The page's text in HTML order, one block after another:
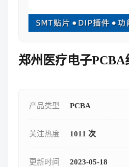
郑州医疗电子PCBA
产品类型 PCBA
关注热度 1011 次
更新时间 2023-05-18